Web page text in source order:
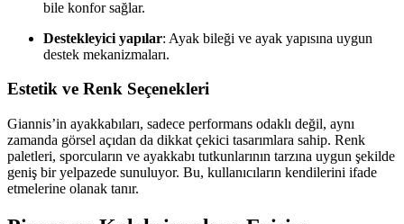
bile konfor sağlar.
Destekleyici yapılar: Ayak bileği ve ayak yapısına uygun
destek mekanizmaları.
Estetik ve Renk Seçenekleri
Giannis’in ayakkabıları, sadece performans odaklı değil, aynı
zamanda görsel açıdan da dikkat çekici tasarımlara sahip. Renk
paletleri, sporcuların ve ayakkabı tutkunlarının tarzına uygun şekilde
geniş bir yelpazede sunuluyor. Bu, kullanıcıların kendilerini ifade
etmelerine olanak tanır.